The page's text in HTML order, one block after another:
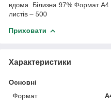
вдома. Білизна 97% Формат А4
листів – 500
Приховати
Характеристики
Основні
Формат